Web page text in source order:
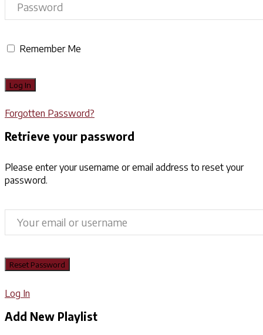
Remember Me
Forgotten Password?
Retrieve your password
Please enter your username or email address to reset your
password.
Log In
Add New Playlist